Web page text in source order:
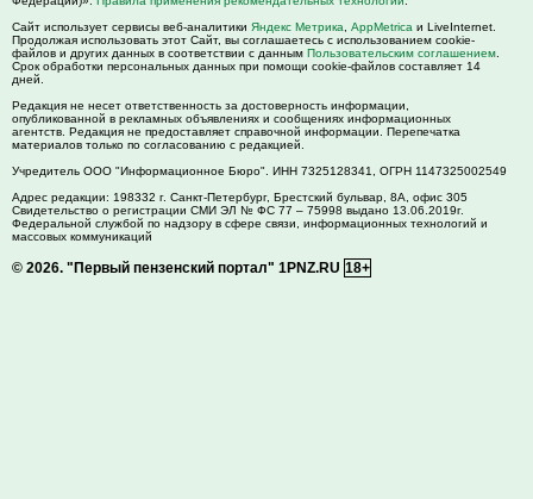
Сайт использует сервисы веб-аналитики Яндекс Метрика AppMetrica и LiveInternet.
Продолжая использовать этот Сайт, вы соглашаетесь с использованием cookie-
файлов и других данных в соответствии с данным Пользовательским соглашением
Срок обработки персональных данных при помощи cookie-файлов составляет 14
дней.
Редакция не несет ответственность за достоверность информации,
опубликованной в рекламных объявлениях и сообщениях информационных
агентств. Редакция не предоставляет справочной информации. Перепечатка
материалов только по согласованию с редакцией.
Учредитель ООО "Информационное Бюро". ИНН 7325128341, ОГРН 1147325002549
Адрес редакции: 198332 г. Санкт-Петербург, Брестский бульвар, 8А, офис 305
Свидетельство о регистрации СМИ ЭЛ № ФС 77 – 75998 выдано 13.06.2019г.
Федеральной службой по надзору в сфере связи, информационных технологий и
массовых коммуникаций
© 2026. "Первый пензенский портал" 1PNZ.RU 18+